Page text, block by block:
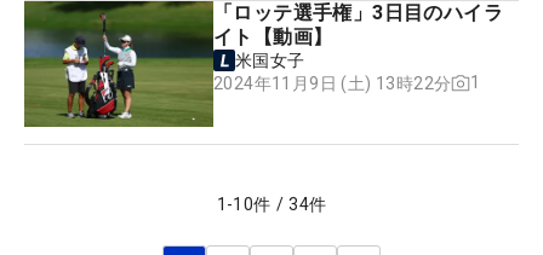
「ロッテ選手権」3日目のハイラ
イト【動画】
米国女子
2024年11月9日 (土) 13時22分
1
1 -10件 / 34件